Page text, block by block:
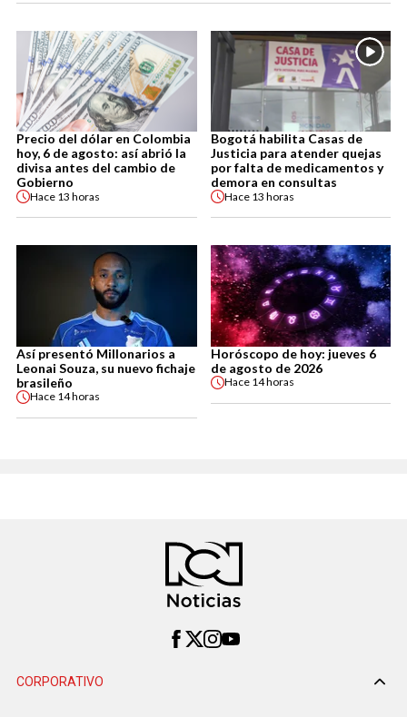
Precio del dólar en Colombia
hoy, 6 de agosto: así abrió la
divisa antes del cambio de
Gobierno
Hace 13 horas
Bogotá habilita Casas de
Justicia para atender quejas
por falta de medicamentos y
demora en consultas
Hace 13 horas
Así presentó Millonarios a
Leonai Souza, su nuevo fichaje
brasileño
Hace 14 horas
Horóscopo de hoy: jueves 6
de agosto de 2026
Hace 14 horas
CORPORATIVO